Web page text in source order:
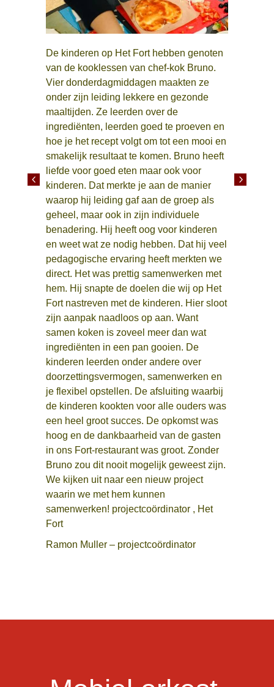
De kinderen op Het Fort hebben genoten
van de kooklessen van chef-kok Bruno.
Vier donderdagmiddagen maakten ze
onder zijn leiding lekkere en gezonde
maaltijden. Ze leerden over de
ingrediënten, leerden goed te proeven en
hoe je het recept volgt om tot een mooi en
smakelijk resultaat te komen. Bruno heeft
liefde voor goed eten maar ook voor
kinderen. Dat merkte je aan de manier
waarop hij leiding gaf aan de groep als
geheel, maar ook in zijn individuele
benadering. Hij heeft oog voor kinderen
en weet wat ze nodig hebben. Dat hij veel
pedagogische ervaring heeft merkten we
direct. Het was prettig samenwerken met
hem. Hij snapte de doelen die wij op Het
Fort nastreven met de kinderen. Hier sloot
zijn aanpak naadloos op aan. Want
samen koken is zoveel meer dan wat
ingrediënten in een pan gooien. De
kinderen leerden onder andere over
doorzettingsvermogen, samenwerken en
je flexibel opstellen. De afsluiting waarbij
de kinderen kookten voor alle ouders was
een heel groot succes. De opkomst was
hoog en de dankbaarheid van de gasten
in ons Fort-restaurant was groot. Zonder
Bruno zou dit nooit mogelijk geweest zijn.
We kijken uit naar een nieuw project
waarin we met hem kunnen
samenwerken! projectcoördinator , Het
Fort
Ramon Muller – projectcoördinator
4 5